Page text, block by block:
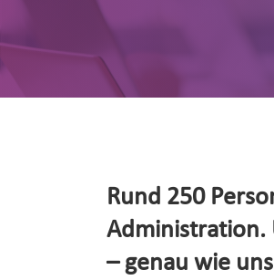
Rund 250
Administration.
– genau wie